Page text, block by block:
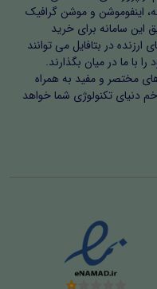
اینفوموشن و موشن گرافیک
این سامانه برای خرید
ارزنده در بتافایل می توانند
ما در میان بگذارند.
مختصر و مفید به همراه
دنیای تکنولوژی شما خواهد